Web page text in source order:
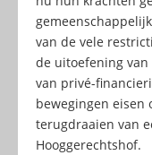
van de vele
de uitoefening
van privé-
bewegingen eisen
terugdraaien van
Hooggerechtshof.